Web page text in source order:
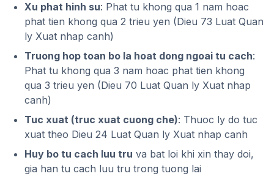
Xu phat hinh su: Phat tu khong qua 1 nam hoac
phat tien khong qua 2 trieu yen (Dieu 73 Luat Quan
ly Xuat nhap canh)
Truong hop toan bo la hoat dong ngoai tu cach:
Phat tu khong qua 3 nam hoac phat tien khong
qua 3 trieu yen (Dieu 70 Luat Quan ly Xuat nhap
canh)
Tuc xuat (truc xuat cuong che): Thuoc ly do tuc
xuat theo Dieu 24 Luat Quan ly Xuat nhap canh
Huy bo tu cach luu tru va bat loi khi xin thay doi,
gia han tu cach luu tru trong tuong lai